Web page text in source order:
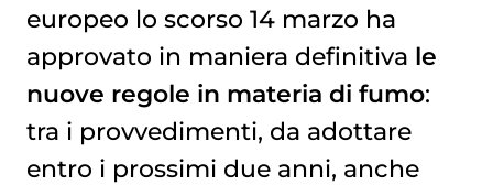
europeo lo scorso 14 marzo ha
approvato in maniera definitiva le
nuove regole in materia di fumo:
tra i provvedimenti, da adottare
entro i prossimi due anni, anche